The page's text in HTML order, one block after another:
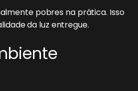
pobres na prática. Isso
da luz entregue.